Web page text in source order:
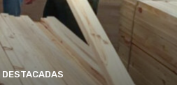
DESTACADAS